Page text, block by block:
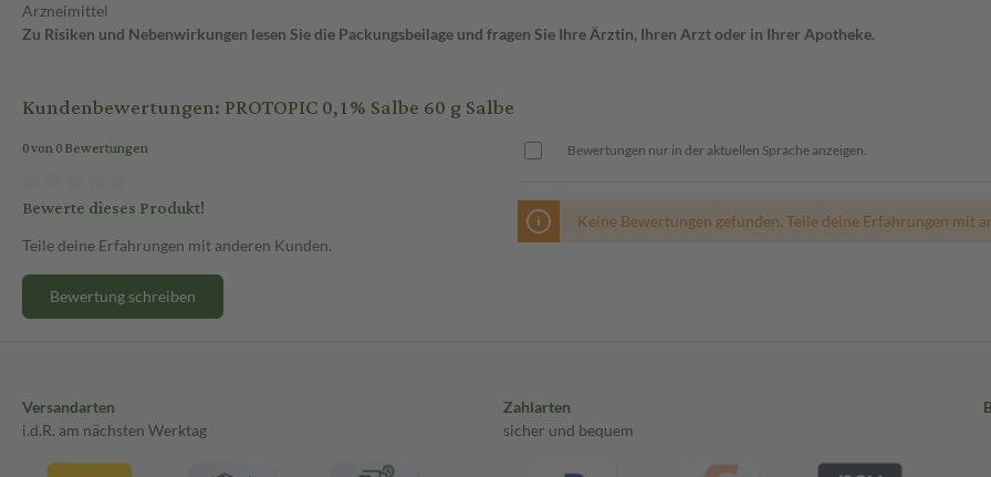
Arzneimittel
Zu Risiken und Nebenwirkungen lesen Sie die Packungsbeilage und fragen Sie Ihre Ärztin, Ihren Arzt oder in Ihrer Apotheke.
Kundenbewertungen: PROTOPIC 0,1% Salbe 60 g Salbe
0 von 0 Bewertungen
Bewerte dieses Produkt!
Teile deine Erfahrungen mit anderen Kunden.
Bewertung schreiben
Bewertungen nur in der aktuellen Sprache anzeigen.
Keine Bewertungen gefunden. Teile deine Erfahrungen mit
Versandarten
i.d.R. am nächsten Werktag
Zahlarten
sicher und bequem